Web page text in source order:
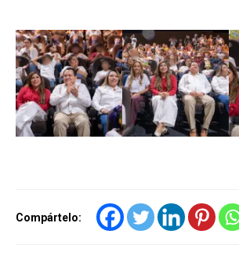
Compártelo: